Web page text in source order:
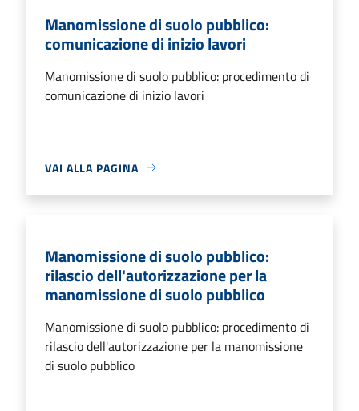
Manomissione di suolo pubblico:
comunicazione di inizio lavori
Manomissione di suolo pubblico: procedimento di
comunicazione di inizio lavori
VAI ALLA PAGINA
Manomissione di suolo pubblico:
rilascio dell'autorizzazione per la
manomissione di suolo pubblico
Manomissione di suolo pubblico: procedimento di
rilascio dell'autorizzazione per la manomissione
di suolo pubblico